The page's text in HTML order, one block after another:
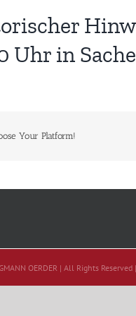
Uhr in
Your Platform!
OERDER | All Rights Reserved |